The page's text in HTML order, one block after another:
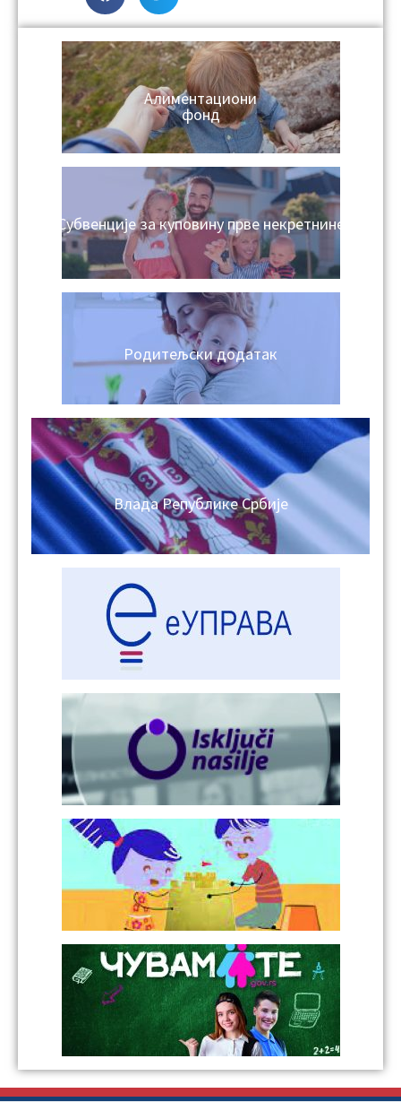
Алиментациони
фонд
Субвенције за куповину прве некретнине
Родитељски додатак
Влада Републике Србије